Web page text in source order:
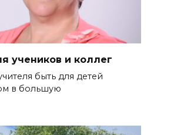
учеников и коллег
быть для де­тей
в большую